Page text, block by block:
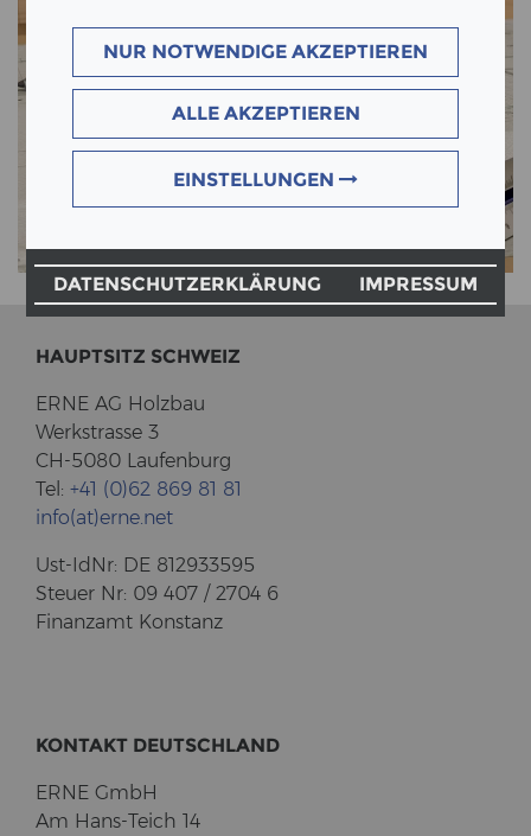
NUR NOTWENDIGE AKZEPTIEREN
ALLE AKZEPTIEREN
EINSTELLUNGEN
DATENSCHUTZERKLÄRUNG IMPRESSUM
HAUPT­SITZ SCHWEIZ
ERNE AG Holz­bau
Werk­stras­se 3
CH-5080 Lau­fen­burg
Tel: +41 (0)62 869 81 81
info(at)erne.net
Ust-​IdNr: DE 812933595
Steu­er Nr: 09 407 / 2704 6
Fi­nanz­amt Kon­stanz
KON­TAKT DEUTSCH­LAND
ERNE GmbH
Am Hans-​Teich 14